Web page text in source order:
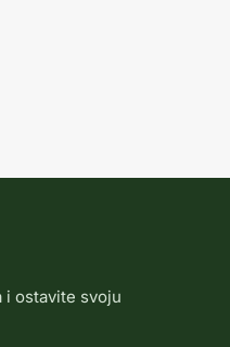
i ostavite svoju